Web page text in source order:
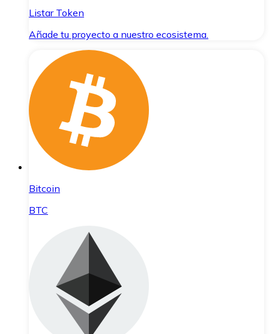
Listar Token
Añade tu proyecto a nuestro ecosistema.
Bitcoin
BTC